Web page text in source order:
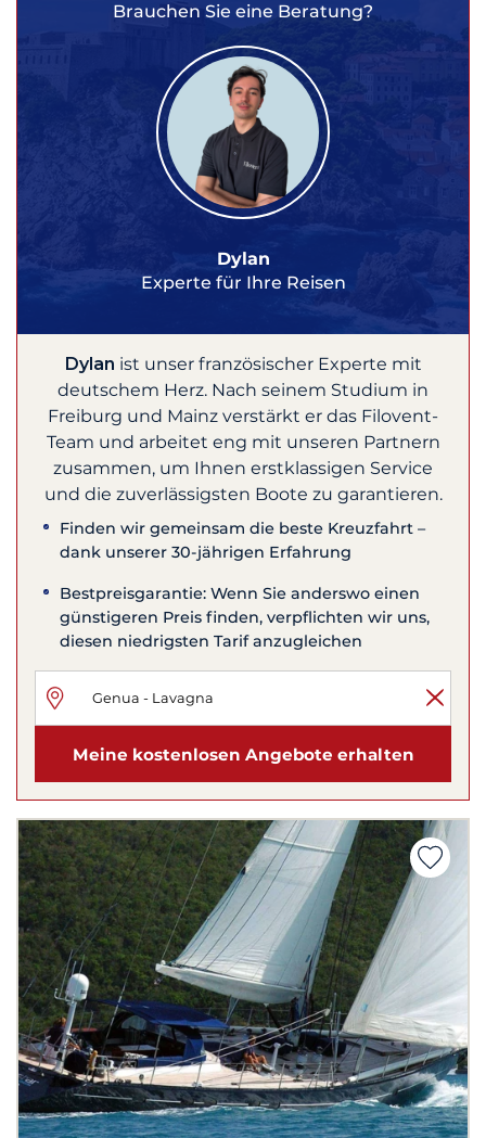
Brauchen Sie eine Beratung?
Dylan
Experte für Ihre Reisen
Dylan ist unser französischer Experte mit
deutschem Herz. Nach seinem Studium in
Freiburg und Mainz verstärkt er das Filovent-
Team und arbeitet eng mit unseren Partnern
zusammen, um Ihnen erstklassigen Service
und die zuverlässigsten Boote zu garantieren.
Finden wir gemeinsam die beste Kreuzfahrt –
dank unserer 30-jährigen Erfahrung
Bestpreisgarantie: Wenn Sie anderswo einen
günstigeren Preis finden, verpflichten wir uns,
diesen niedrigsten Tarif anzugleichen
Meine kostenlosen Angebote erhalten